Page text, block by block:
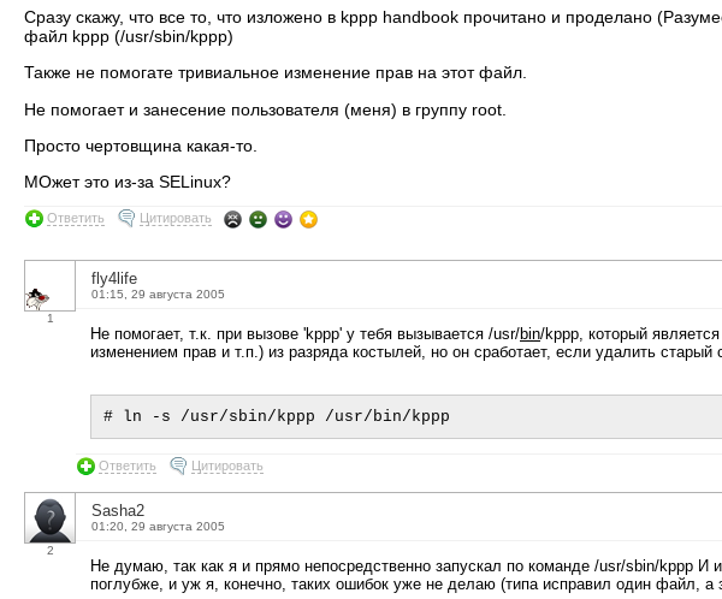
Сразу скажу, что все то, что изложено в kppp handbook прочитано и проделано
файл kppp (/usr/sbin/kppp)
Также не помогате тривиальное изменение прав на этот файл.
Не помогает и занесение пользователя (меня) в группу root.
Просто чертовщина какая-то.
МОжет это из-за SELinux?
Ответить Цитировать
1
fly4life
01:15, 29 августа 2005
Не помогает, т.к. при вызове 'kppp' у тебя вызывается /usr/bin/kppp, который
изменением прав и т.п.) из разряда костылей, но он сработает, если удалить
Ответить Цитировать
2
Sasha2
01:20, 29 августа 2005
Не думаю, так как я и прямо непосредственно запускал по команде /usr/sbin/kppp И
поглубже, и уж я, конечно, таких ошибок уже не делаю (типа исправил один файл, а